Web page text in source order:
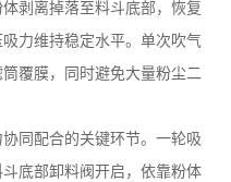
剥离掉落至料斗底部，恢复
力维持稳定水平。单次吹气
覆膜，同时避免大量粉尘二
同配合的关键环节。一轮吸
底部卸料阀开启，依靠粉体